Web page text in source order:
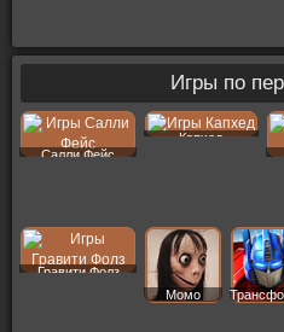
Игры по
Салли Фейс
Капхед
Гравити Фолз
Момо